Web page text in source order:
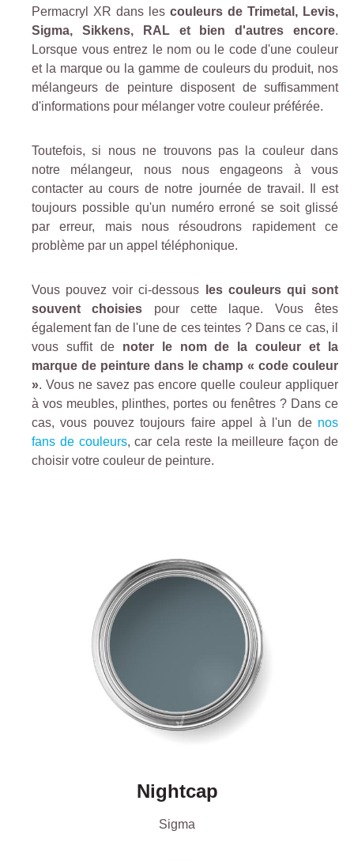
Permacryl XR dans les couleurs de Trimetal, Levis,
Sigma, Sikkens, RAL et bien d'autres encore.
Lorsque vous entrez le nom ou le code d'une couleur
et la marque ou la gamme de couleurs du produit, nos
mélangeurs de peinture disposent de suffisamment
d'informations pour mélanger votre couleur préférée.
Toutefois, si nous ne trouvons pas la couleur dans
notre mélangeur, nous nous engageons à vous
contacter au cours de notre journée de travail. Il est
toujours possible qu'un numéro erroné se soit glissé
par erreur, mais nous résoudrons rapidement ce
problème par un appel téléphonique.
Vous pouvez voir ci-dessous
les couleurs qui sont
souvent choisies pour cette laque. Vous êtes
également fan de l'une de ces teintes ? Dans ce cas, il
vous suffit de noter le nom de la couleur et la
marque de peinture dans le champ « code couleur
». Vous ne savez pas encore quelle couleur appliquer
à vos meubles, plinthes, portes ou fenêtres ? Dans ce
cas, vous pouvez toujours faire appel à l'un de nos
fans de couleurs, car cela reste la meilleure façon de
choisir votre couleur de peinture.
Nightcap
Sigma